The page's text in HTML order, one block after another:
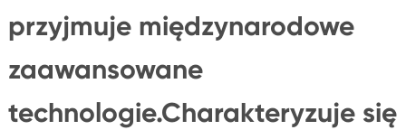
przyjmuje międzynarodowe
zaawansowane
technologie.Charakteryzuje się